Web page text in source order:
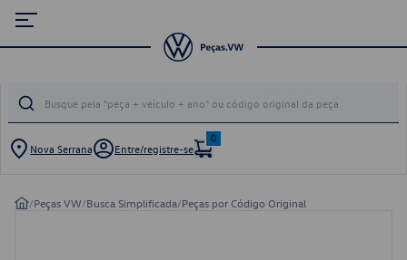
Nova Serrana Entre/registre-se
0
/Peças VW/Busca Simplificada/Peças por Código Original